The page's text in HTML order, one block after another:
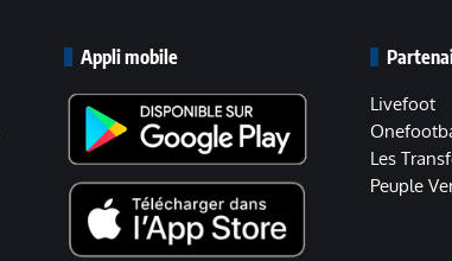
Appli mobile
Livefoot
Les
Peuple